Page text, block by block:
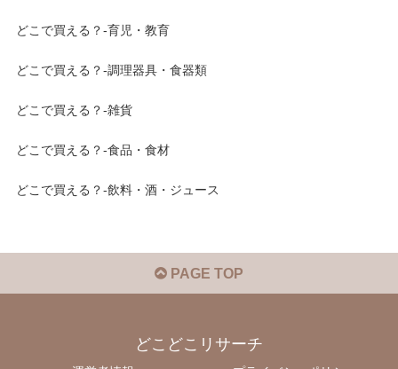
どこで買える？-育児・教育
どこで買える？-調理器具・食器類
どこで買える？-雑貨
どこで買える？-食品・食材
どこで買える？-飲料・酒・ジュース
PAGE TOP
どこどこリサーチ